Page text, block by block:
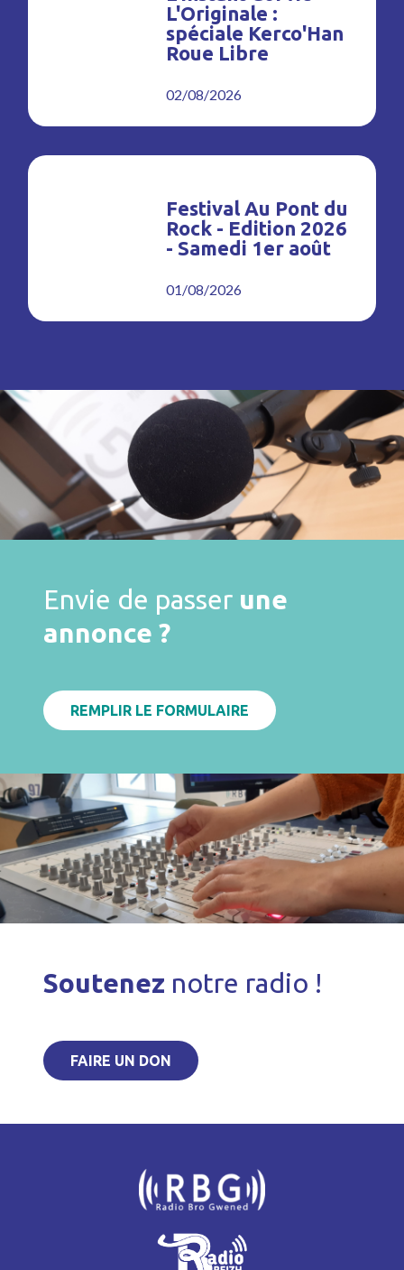
L'Originale :
spéciale Kerco'Han
Roue Libre
02/08/2026
Festival Au Pont du
Rock - Edition 2026
- Samedi 1er août
01/08/2026
Envie de passer une
annonce ?
REMPLIR LE FORMULAIRE
Soutenez notre radio !
FAIRE UN DON